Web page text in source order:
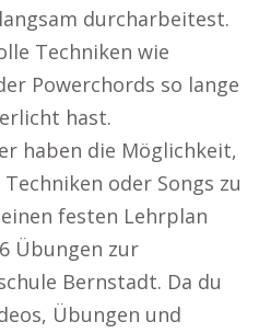
durcharbeitest.
Techniken wie
Powerchords so lange
hast.
haben die Möglichkeit,
oder Songs zu
festen Lehrplan
Übungen zur
Bernstadt. Da du
Übungen und